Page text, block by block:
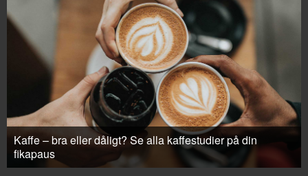
Kaffe – bra eller dåligt? Se alla kaffestudier på din
fikapaus